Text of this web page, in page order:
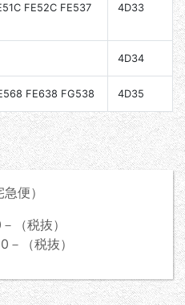
FE52C FE537
4D33
4D34
FE638 FG538 4D35
便）
税抜）
（税抜）